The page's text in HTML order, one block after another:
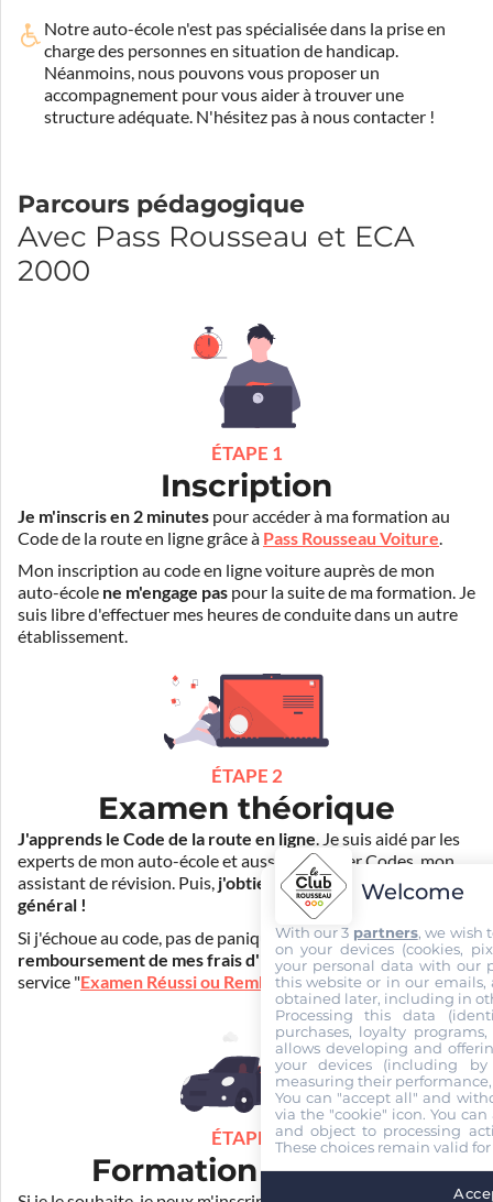
Notre auto-école n'est pas spécialisée dans la prise en
charge des personnes en situation de handicap.
Néanmoins, nous pouvons vous proposer un
accompagnement pour vous aider à trouver une
structure adéquate. N'hésitez pas à nous contacter !
Parcours pédagogique
Avec Pass Rousseau et ECA
2000
ÉTAPE 1
Inscription
Je m'inscris en 2 minutes pour accéder à ma formation au
Code de la route en ligne grâce à Pass Rousseau Voiture.
Mon inscription au code en ligne voiture auprès de mon
auto-école ne m'engage pas pour la suite de ma formation. Je
suis libre d'effectuer mes heures de conduite dans un autre
établissement.
ÉTAPE 2
Examen théorique
J'apprends le Code de la route en ligne. Je suis aidé par les
experts de mon auto-école et aussi par Mister Codes, mon
assistant de révision. Puis, j'obtiens l'examen théorique
général !
Si j'échoue au code, pas de panique ! Je peux bénéficier du
remboursement de mes frais d'inscription(30€) grâce au
service "Examen Réussi ou Remboursé".
ÉTAPE 3
Formation pratique
Welcome
With our 3 partners, we wish
on your devices (cookies,
your personal data with our
this website or in our emails,
obtained later, including in
Processing this data
purchases, loyalty
allows developing and
your devices (including
measuring their
You can "accept all" and
via the "cookie" icon. You
and object to processing
These choices remain valid